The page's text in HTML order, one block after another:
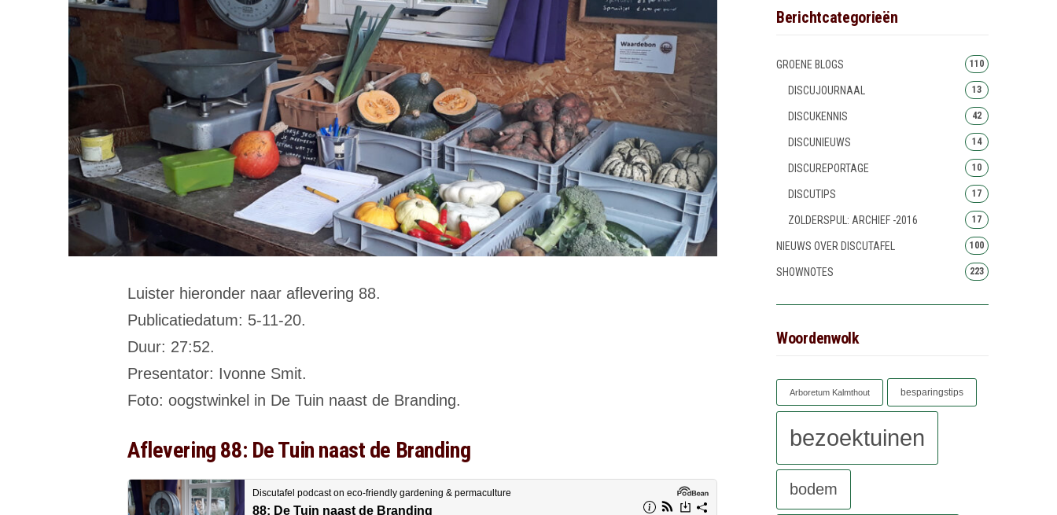
Luister hieronder naar aflevering 88.
Publicatiedatum: 5-11-20.
Duur: 27:52.
Presentator: Ivonne Smit.
Foto: oogstwinkel in De Tuin naast de Branding.
Aflevering 88: De Tuin naast de Branding
Berichtcategorieën
GROENE BLOGS 110
DISCUJOURNAAL 13
DISCUKENNIS 42
DISCUNIEUWS 14
DISCUREPORTAGE 10
DISCUTIPS 17
ZOLDERSPUL: ARCHIEF -2016 17
NIEUWS OVER DISCUTAFEL 100
SHOWNOTES 223
Woordenwolk
Arboretum Kalmthout besparingstips
bezoektuinen
bodem